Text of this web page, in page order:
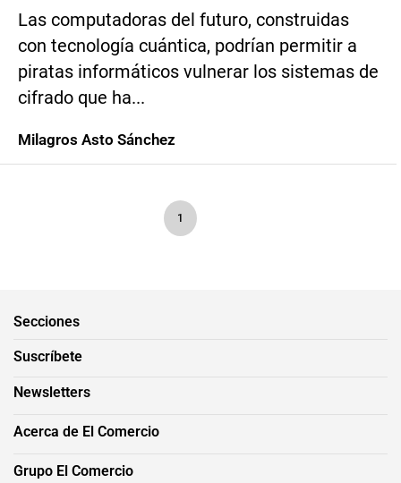
Las computadoras del futuro, construidas
con tecnología cuántica, podrían permitir a
piratas informáticos vulnerar los sistemas de
cifrado que ha...
Milagros Asto Sánchez
1
Secciones
Suscríbete
Newsletters
Acerca de El Comercio
Grupo El Comercio